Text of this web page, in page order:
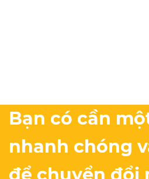
Bạn có cần
nhanh chóng
để chuyển đổi